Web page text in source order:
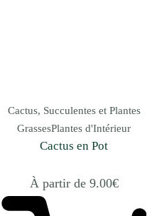
Cactus, Succulentes et Plantes
GrassesPlantes d'Intérieur
Cactus en Pot
À partir de 9.00€